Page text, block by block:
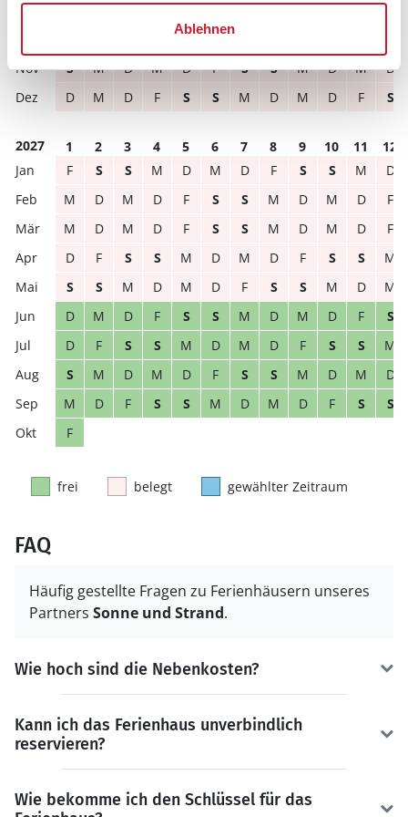
Ablehnen
D
M D F S S M D M D F
S
M D
S
M D M D F S S M D M
D
D
M D F S S M D M D F S
2027 1 2 3 4 5 6 7 8 9 10 11
12
F
S S M D M D F S S M
D
M
D M D F S S M D M D
F
M
D M D F S S M D M D
F
D
F S S M D M D F S S
M
S
S M D M D F S S M D
M
D
M D F S S M D M D F
S
D
F S S M D M D F S S
M
S
M D M D F S S M D M
D
M
D F S S M D M D F S
S
F
frei belegt gewählter Zeitraum
FAQ
Häufig gestellte Fragen zu Ferienhäusern unseres
Partners Sonne und Strand.
Wie hoch sind die Nebenkosten?
Kann ich das Ferienhaus unverbindlich
reservieren?
Wie bekomme ich den Schlüssel für das